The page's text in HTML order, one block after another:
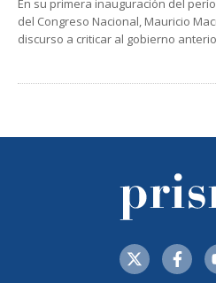
En su primera inauguración del
del Congreso Nacional, Mauricio
discurso a criticar al gobierno